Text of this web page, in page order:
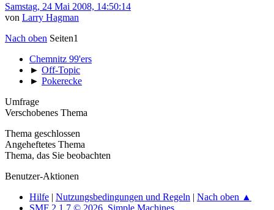
Samstag, 24 Mai 2008, 14:50:14
von Larry Hagman
Nach oben Seiten1
Chemnitz 99'ers
► Off-Topic
► Pokerecke
Umfrage
Verschobenes Thema
Thema geschlossen
Angeheftetes Thema
Thema, das Sie beobachten
Benutzer-Aktionen
Hilfe | Nutzungsbedingungen und Regeln | Nach oben ▲
SMF 2.1.7 © 2026 Simple Machines